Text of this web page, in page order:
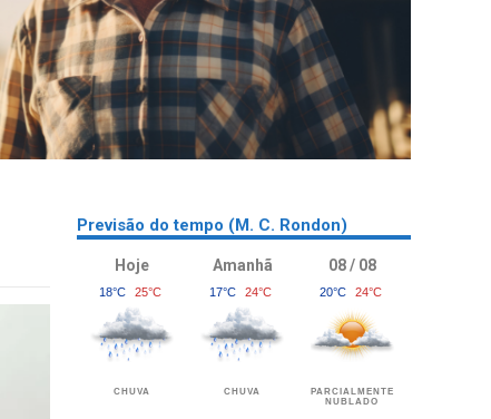
Previsão do tempo (M. C. Rondon)
Hoje
18°C 25°C
CHUVA
Amanhã
17°C 24°C
CHUVA
08 / 08
20°C 24°C
PARCIALMENTE
NUBLADO